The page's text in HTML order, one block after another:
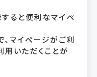
ると便利なマイペ
マイページがご利
用いただくことが